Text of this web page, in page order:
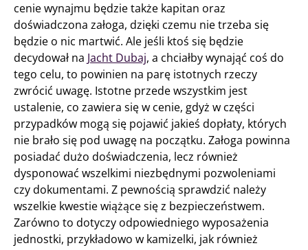
cenie wynajmu będzie także kapitan oraz
doświadczona załoga, dzięki czemu nie trzeba się
będzie o nic martwić. Ale jeśli ktoś się będzie
decydował na Jacht Dubaj, a chciałby wynająć coś do
tego celu, to powinien na parę istotnych rzeczy
zwrócić uwagę. Istotne przede wszystkim jest
ustalenie, co zawiera się w cenie, gdyż w części
przypadków mogą się pojawić jakieś dopłaty, których
nie brało się pod uwagę na początku. Załoga powinna
posiadać dużo doświadczenia, lecz również
dysponować wszelkimi niezbędnymi pozwoleniami
czy dokumentami. Z pewnością sprawdzić należy
wszelkie kwestie wiążące się z bezpieczeństwem.
Zarówno to dotyczy odpowiedniego wyposażenia
jednostki, przykładowo w kamizelki, jak również